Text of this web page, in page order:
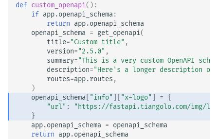
def custom_openapi():
if app.openapi_schema :
return app.openapi_schema
openapi_schema = get_openapi(
title="Custom title" ,
version="2.5.0" ,
summary="This is a very custom OpenAPI
description="Here's a longer description of
routes=app.routes ,
)
openapi_schema
"info" "x-logo" = {
"url" :
"https://fastapi.tiangolo.com/img/
}
app.openapi_schema = openapi_schema
return app.openapi_schema